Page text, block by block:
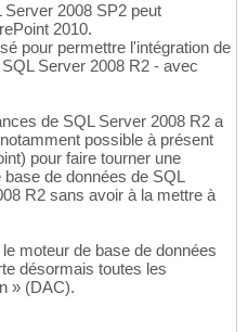
2008 SP2 peut
2010.
pour permettre l'intégration de
Server 2008 R2 - avec
de SQL Server 2008 R2 a
possible à présent
pour faire tourner une
de données de SQL
R2 sans avoir à la mettre à
moteur de base de données
désormais toutes les
» (DAC).